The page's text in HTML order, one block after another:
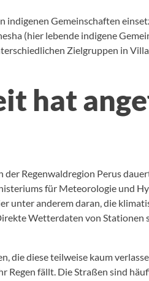
Gemeinschaften
(hier lebende indigene
Zielgruppen in
hat
Regenwaldregion Perus
für Meteorologie und
unter anderem daran, die
Wetterdaten von
diese teilweise kaum
fällt. Die Straßen sind